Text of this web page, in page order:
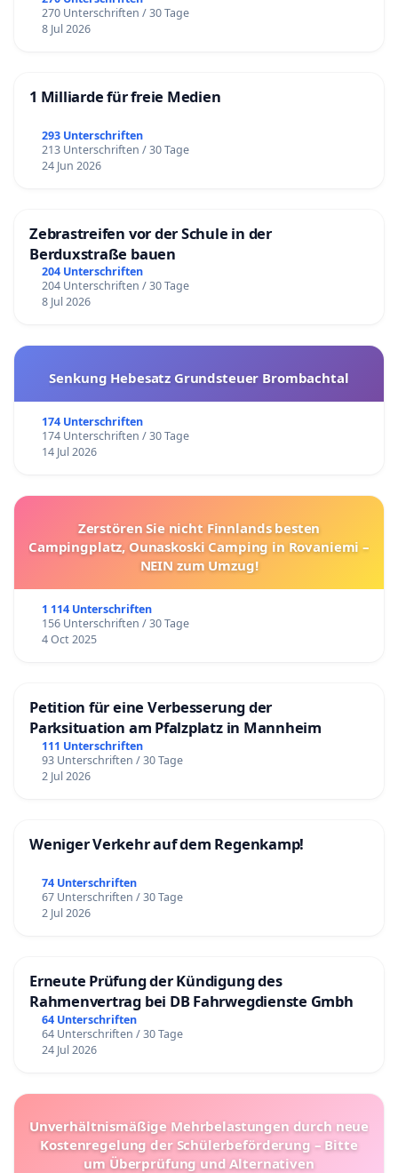
270 Unterschriften / 30 Tage
8 Jul 2026
1 Milliarde für freie Medien
293 Unterschriften
213 Unterschriften / 30 Tage
24 Jun 2026
Zebrastreifen vor der Schule in der
Berduxstraße bauen
204 Unterschriften
204 Unterschriften / 30 Tage
8 Jul 2026
Senkung Hebesatz Grundsteuer Brombachtal
174 Unterschriften
174 Unterschriften / 30 Tage
14 Jul 2026
Zerstören Sie nicht Finnlands besten
Campingplatz, Ounaskoski Camping in Rovaniemi –
NEIN zum Umzug!
1 114 Unterschriften
156 Unterschriften / 30 Tage
4 Oct 2025
Petition für eine Verbesserung der
Parksituation am Pfalzplatz in Mannheim
111 Unterschriften
93 Unterschriften / 30 Tage
2 Jul 2026
Weniger Verkehr auf dem Regenkamp!
74 Unterschriften
67 Unterschriften / 30 Tage
2 Jul 2026
Erneute Prüfung der Kündigung des
Rahmenvertrag bei DB Fahrwegdienste Gmbh
64 Unterschriften
64 Unterschriften / 30 Tage
24 Jul 2026
Unverhältnismäßige Mehrbelastungen durch neue
Kostenregelung der Schülerbeförderung – Bitte
um Überprüfung und Alternativen